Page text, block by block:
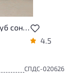
Стол прямоугольный ЛДСП Дуб сонома
4.5
СПДС-020626